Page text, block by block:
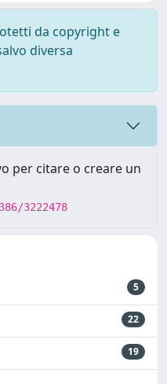
da copyright e
diversa
per citare o creare un
3222478
5
22
19